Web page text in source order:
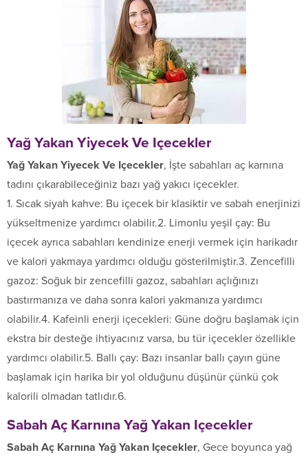
Yağ Yakan Yiyecek Ve Içecekler
Yağ Yakan Yiyecek Ve Içecekler, İşte sabahları aç karnına
tadını çıkarabileceğiniz bazı yağ yakıcı içecekler.
1. Sıcak siyah kahve: Bu içecek bir klasiktir ve sabah enerjinizi
yükseltmenize yardımcı olabilir.2. Limonlu yeşil çay: Bu
içecek ayrıca sabahları kendinize enerji vermek için harikadır
ve kalori yakmaya yardımcı olduğu gösterilmiştir.3. Zencefilli
gazoz: Soğuk bir zencefilli gazoz, sabahları açlığınızı
bastırmanıza ve daha sonra kalori yakmanıza yardımcı
olabilir.4. Kafeinli enerji içecekleri: Güne doğru başlamak için
ekstra bir desteğe ihtiyacınız varsa, bu tür içecekler özellikle
yardımcı olabilir.5. Ballı çay: Bazı insanlar ballı çayın güne
başlamak için harika bir yol olduğunu düşünür çünkü çok
kalorili olmadan tatlıdır.6.
Sabah Aç Karnına Yağ Yakan Içecekler
Sabah Aç Karnına Yağ Yakan Içecekler, Gece boyunca yağ